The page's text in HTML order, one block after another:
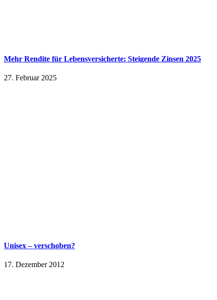
Mehr Rendite für Lebensversicherte: Steigende Zinsen 2025
27. Februar 2025
Unisex – verschoben?
17. Dezember 2012